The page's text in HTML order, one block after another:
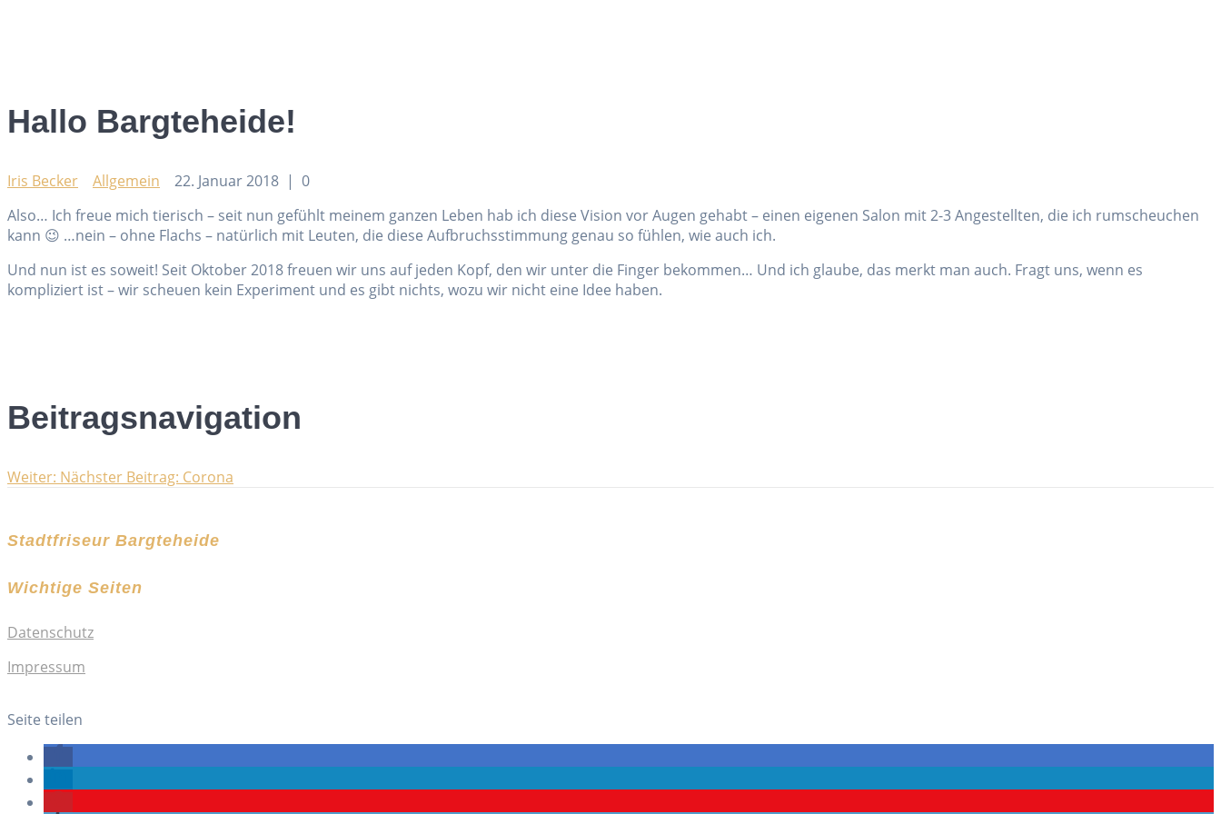
Hallo Bargteheide!
Iris Becker Allgemein 22. Januar 2018 | 0
Also… Ich freue mich tierisch – seit nun gefühlt meinem ganzen Leben hab ich diese Vision vor Augen gehabt – einen eigenen Salon mit 2-3 Angestellten, die ich rumscheuchen
kann 😉 …nein – ohne Flachs – natürlich mit Leuten, die diese Aufbruchsstimmung genau so fühlen, wie auch ich.
Und nun ist es soweit! Seit Oktober 2018 freuen wir uns auf jeden Kopf, den wir unter die Finger bekommen… Und ich glaube, das merkt man auch. Fragt uns, wenn es
kompliziert ist – wir scheuen kein Experiment und es gibt nichts, wozu wir nicht eine Idee haben.
Beitragsnavigation
Weiter: Nächster Beitrag: Corona
Stadtfriseur Bargteheide
Wichtige Seiten
Datenschutz
Impressum
Seite teilen